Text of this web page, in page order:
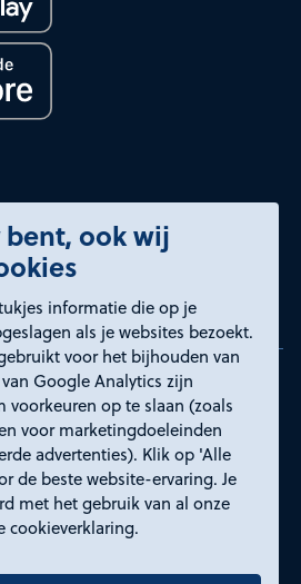
ook wij
informatie die op je
als je websites bezoekt.
voor het bijhouden van
Google Analytics zijn
voorkeuren op te slaan (zoals
voor marketingdoeleinden
advertenties). Klik op 'Alle
de beste website-ervaring. Je
met het gebruik van al onze
cookieverklaring.